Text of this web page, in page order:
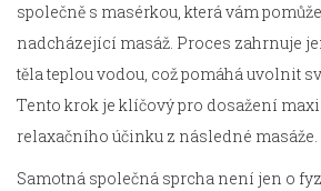
společně s masérkou, která vám
nadcházející masáž. Proces zahrnuje
těla teplou vodou, což pomáhá uvolnit
Tento krok je klíčový pro dosažení
relaxačního účinku z následné masáže.
Samotná společná sprcha není jen o